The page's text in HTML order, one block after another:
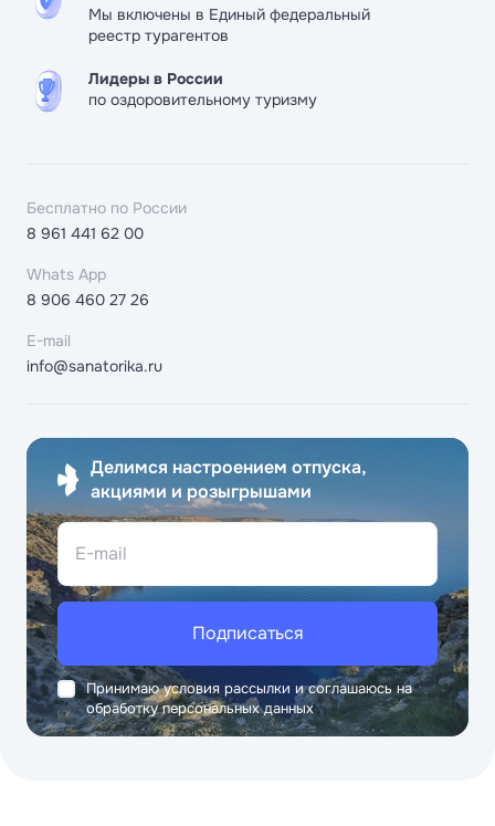
Мы включены в Единый федеральный
реестр турагентов
Лидеры в России
по оздоровительному туризму
Бесплатно по России
8 961 441 62 00
Whats App
8 906 460 27 26
E-mail
info@sanatorika.ru
Делимся настроением отпуска,
акциями и розыгрышами
E-mail
Подписаться
Принимаю условия рассылки и соглашаюсь на
обработку персональных данных